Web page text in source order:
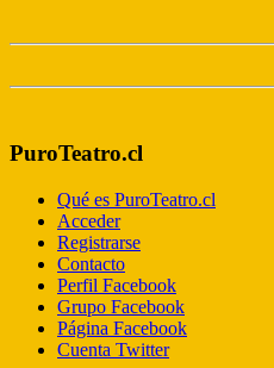
PuroTeatro.cl
Qué es PuroTeatro.cl
Acceder
Registrarse
Contacto
Perfil Facebook
Grupo Facebook
Página Facebook
Cuenta Twitter